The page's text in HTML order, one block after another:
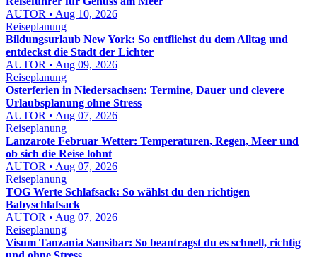
AUTOR • Aug 10, 2026
Reiseplanung
Bildungsurlaub New York: So entfliehst du dem Alltag und
entdeckst die Stadt der Lichter
AUTOR • Aug 09, 2026
Reiseplanung
Osterferien in Niedersachsen: Termine, Dauer und clevere
Urlaubsplanung ohne Stress
AUTOR • Aug 07, 2026
Reiseplanung
Lanzarote Februar Wetter: Temperaturen, Regen, Meer und
ob sich die Reise lohnt
AUTOR • Aug 07, 2026
Reiseplanung
TOG Werte Schlafsack: So wählst du den richtigen
Babyschlafsack
AUTOR • Aug 07, 2026
Reiseplanung
Visum Tanzania Sansibar: So beantragst du es schnell, richtig